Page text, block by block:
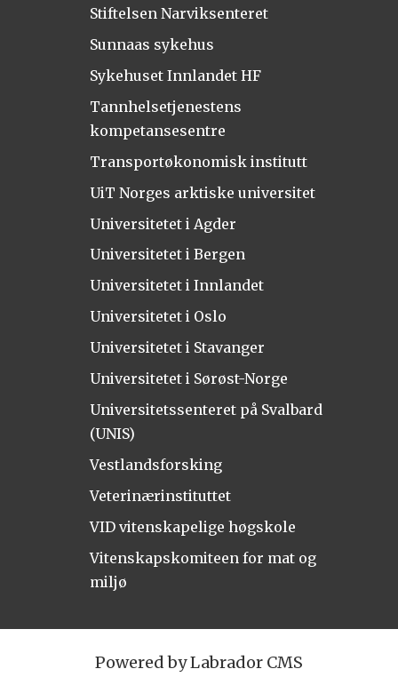
Stiftelsen Narviksenteret
Sunnaas sykehus
Sykehuset Innlandet HF
Tannhelsetjenestens
kompetansesentre
Transportøkonomisk institutt
UiT Norges arktiske universitet
Universitetet i Agder
Universitetet i Bergen
Universitetet i Innlandet
Universitetet i Oslo
Universitetet i Stavanger
Universitetet i Sørøst-Norge
Universitetssenteret på Svalbard
(UNIS)
Vestlandsforsking
Veterinærinstituttet
VID vitenskapelige høgskole
Vitenskapskomiteen for mat og
miljø
Powered by Labrador CMS